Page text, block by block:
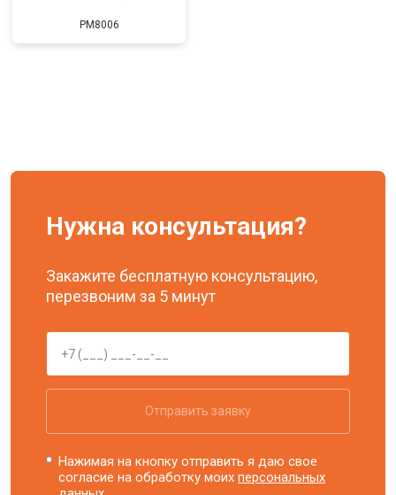
PM8006
Нужна консультация?
Закажите бесплатную консультацию,
перезвоним за 5 минут
Отправить заявку
Нажимая на кнопку отправить я даю свое
согласие на обработку моихперсональных